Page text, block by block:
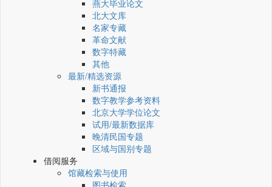
燕大毕业论文
北大文库
名家专藏
革命文献
数字特藏
其他
最新/精选资源
新书通报
数字教学参考资料
北京大学学位论文
试用/最新数据库
晚清民国专题
区域与国别专题
借阅服务
馆藏检索与使用